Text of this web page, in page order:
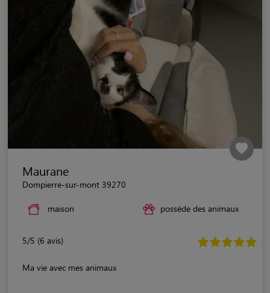
Maurane
Dompierre-sur-mont 39270
maison possède des animaux
5/5 (6 avis)
Ma vie avec mes animaux